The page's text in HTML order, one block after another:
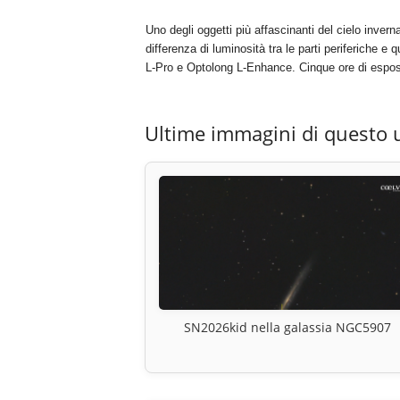
Uno degli oggetti più affascinanti del cielo
differenza di luminosità tra le parti periferiche e
L-Pro e Optolong L-Enhance. Cinque ore di
Ultime immagini di questo
SN2026kid nella galassia NGC5907